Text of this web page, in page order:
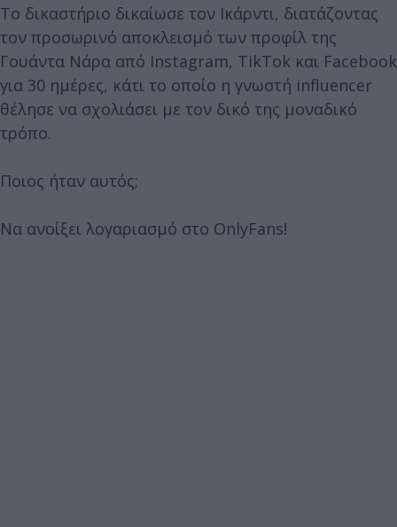
Το δικαστήριο δικαίωσε τον Ικάρντι, διατάζοντας
τον προσωρινό αποκλεισμό των προφίλ της
Γουάντα Νάρα από Instagram, TikTok και Facebook
για 30 ημέρες, κάτι το οποίο η γνωστή influencer
θέλησε να σχολιάσει με τον δικό της μοναδικό
τρόπο.
Ποιος ήταν αυτός;
Να ανοίξει λογαριασμό στο OnlyFans!